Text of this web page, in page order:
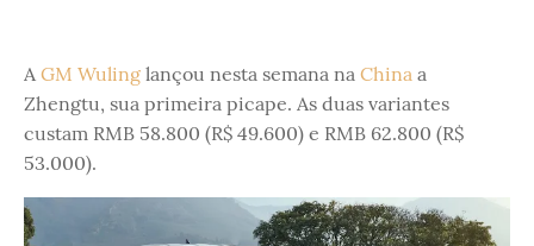
A GM Wuling lançou nesta semana na China a
Zhengtu, sua primeira picape. As duas variantes
custam RMB 58.800 (R$ 49.600) e RMB 62.800 (R$
53.000).